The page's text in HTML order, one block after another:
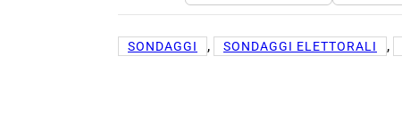
SONDAGGI , SONDAGGI ELETTORALI ,